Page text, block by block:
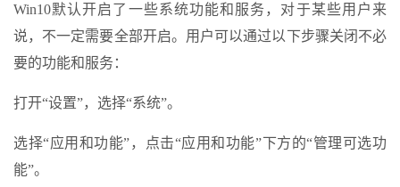
Win10默认开启了一些系统功能和服务，对于某些用户来
说，不一定需要全部开启。用户可以通过以下步骤关闭不必
要的功能和服务：
打开“设置”，选择“系统”。
选择“应用和功能”，点击“应用和功能”下方的“管理可选功
能”。